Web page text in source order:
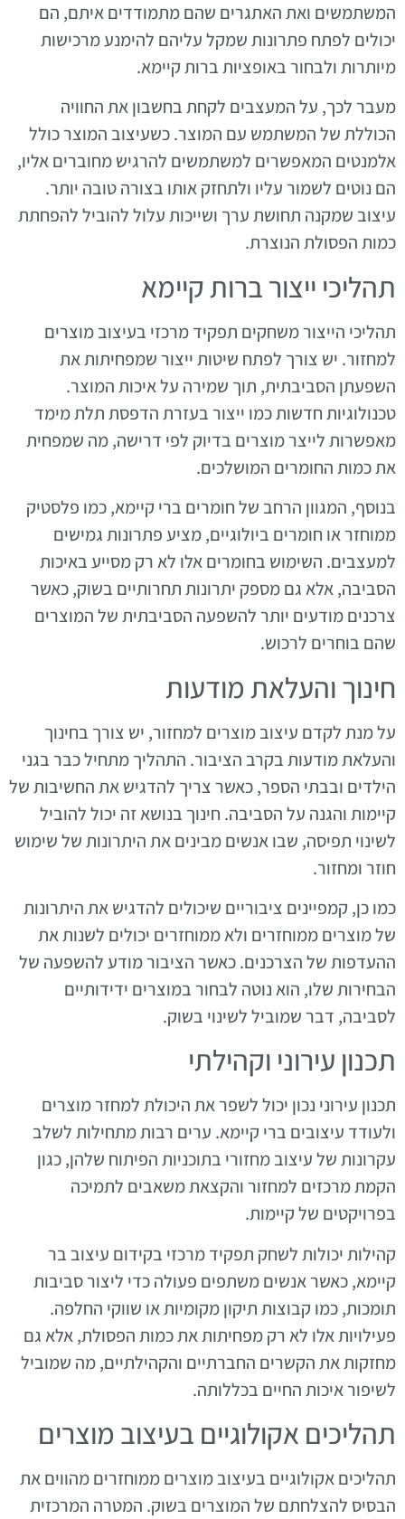
המשתמשים ואת האתגרים שהם מתמודדים איתם, הם
יכולים לפתח פתרונות שמקל עליהם להימנע מרכישות
מיותרות ולבחור באופציות ברות קיימא.
מעבר לכך, על המעצבים לקחת בחשבון את החוויה
הכוללת של המשתמש עם המוצר. כשעיצוב המוצר כולל
אלמנטים המאפשרים למשתמשים להרגיש מחוברים אליו,
הם נוטים לשמור עליו ולתחזק אותו בצורה טובה יותר.
עיצוב שמקנה תחושת ערך ושייכות עלול להוביל להפחתת
כמות הפסולת הנוצרת.
תהליכי ייצור ברות קיימא
תהליכי הייצור משחקים תפקיד מרכזי בעיצוב מוצרים
למחזור. יש צורך לפתח שיטות ייצור שמפחיתות את
השפעתן הסביבתית, תוך שמירה על איכות המוצר.
טכנולוגיות חדשות כמו ייצור בעזרת הדפסת תלת מימד
מאפשרות לייצר מוצרים בדיוק לפי דרישה, מה שמפחית
את כמות החומרים המושלכים.
בנוסף, המגוון הרחב של חומרים ברי קיימא, כמו פלסטיק
ממוחזר או חומרים ביולוגיים, מציע פתרונות גמישים
למעצבים. השימוש בחומרים אלו לא רק מסייע באיכות
הסביבה, אלא גם מספק יתרונות תחרותיים בשוק, כאשר
צרכנים מודעים יותר להשפעה הסביבתית של המוצרים
שהם בוחרים לרכוש.
חינוך והעלאת מודעות
על מנת לקדם עיצוב מוצרים למחזור, יש צורך בחינוך
והעלאת מודעות בקרב הציבור. התהליך מתחיל כבר בגני
הילדים ובבתי הספר, כאשר צריך להדגיש את החשיבות של
קיימות והגנה על הסביבה. חינוך בנושא זה יכול להוביל
לשינוי תפיסה, שבו אנשים מבינים את היתרונות של שימוש
חוזר ומחזור.
כמו כן, קמפיינים ציבוריים שיכולים להדגיש את היתרונות
של מוצרים ממוחזרים ולא ממוחזרים יכולים לשנות את
ההעדפות של הצרכנים. כאשר הציבור מודע להשפעה של
הבחירות שלו, הוא נוטה לבחור במוצרים ידידותיים
לסביבה, דבר שמוביל לשינוי בשוק.
תכנון עירוני וקהילתי
תכנון עירוני נכון יכול לשפר את היכולת למחזר מוצרים
ולעודד עיצובים ברי קיימא. ערים רבות מתחילות לשלב
עקרונות של עיצוב מחזורי בתוכניות הפיתוח שלהן, כגון
הקמת מרכזים למחזור והקצאת משאבים לתמיכה
בפרויקטים של קיימות.
קהילות יכולות לשחק תפקיד מרכזי בקידום עיצוב בר
קיימא, כאשר אנשים משתפים פעולה כדי ליצור סביבות
תומכות, כמו קבוצות תיקון מקומיות או שווקי החלפה.
פעילויות אלו לא רק מפחיתות את כמות הפסולת, אלא גם
מחזקות את הקשרים החברתיים והקהילתיים, מה שמוביל
לשיפור איכות החיים בכללותה.
תהליכים אקולוגיים בעיצוב מוצרים
תהליכים אקולוגיים בעיצוב מוצרים ממוחזרים מהווים את
הבסיס להצלחתם של המוצרים בשוק. המטרה המרכזית